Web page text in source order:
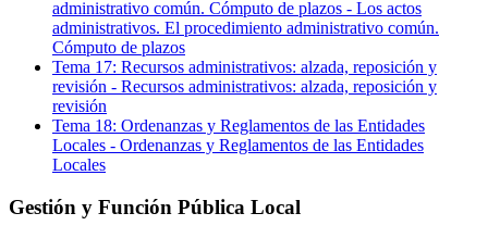
administrativo común. Cómputo de plazos - Los actos
administrativos. El procedimiento administrativo común.
Cómputo de plazos
Tema 17: Recursos administrativos: alzada, reposición y
revisión - Recursos administrativos: alzada, reposición y
revisión
Tema 18: Ordenanzas y Reglamentos de las Entidades
Locales - Ordenanzas y Reglamentos de las Entidades
Locales
Gestión y Función Pública Local